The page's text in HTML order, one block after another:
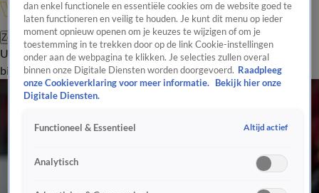
Zoeken
UitzendingenVandaag InsideDe OranjezomerShopUitzending
bijwonen
dan enkel functionele en essentiële cookies om de website goed te
laten functioneren en veilig te houden. Je kunt dit menu op ieder
moment opnieuw openen om je keuzes te wijzigen of om je
toestemming in te trekken door op de link Cookie-instellingen
onder aan de webpagina te klikken. Je selecties zullen overal
binnen onze Digitale Diensten worden doorgevoerd. Raadpleeg
onze Cookieverklaring voor meer informatie.
Bekijk hier onze
Digitale Diensten.
Functioneel & Essentieel Altijd actief
Analytisch